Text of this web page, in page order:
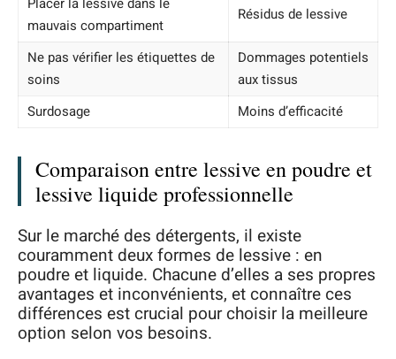
mauvais compartiment
Résidus de lessive
Ne pas vérifier les étiquettes de
soins
Dommages potentiels
aux tissus
Surdosage
Moins d’efficacité
Comparaison entre lessive en poudre et
lessive liquide professionnelle
Sur le marché des détergents, il existe
couramment deux formes de lessive : en
poudre et liquide. Chacune d’elles a ses propres
avantages et inconvénients, et connaître ces
différences est crucial pour choisir la meilleure
option selon vos besoins.